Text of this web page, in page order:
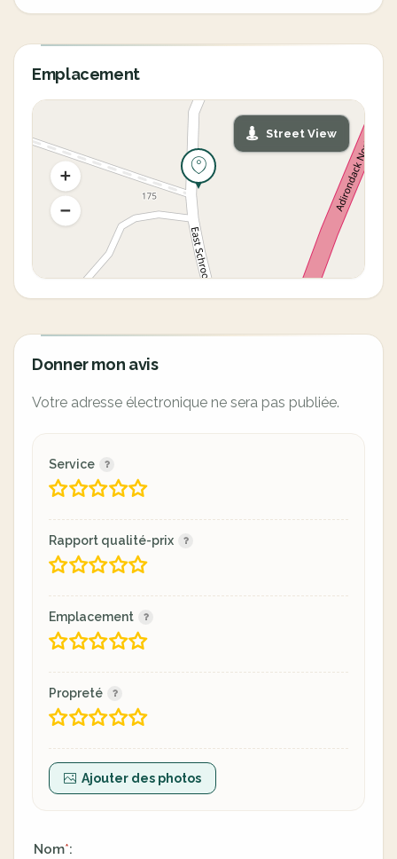
Emplacement
Street View
Donner mon avis
Votre adresse électronique ne sera pas publiée.
Service
Rapport qualité-prix
Emplacement
Propreté
Ajouter des photos
Nom*: